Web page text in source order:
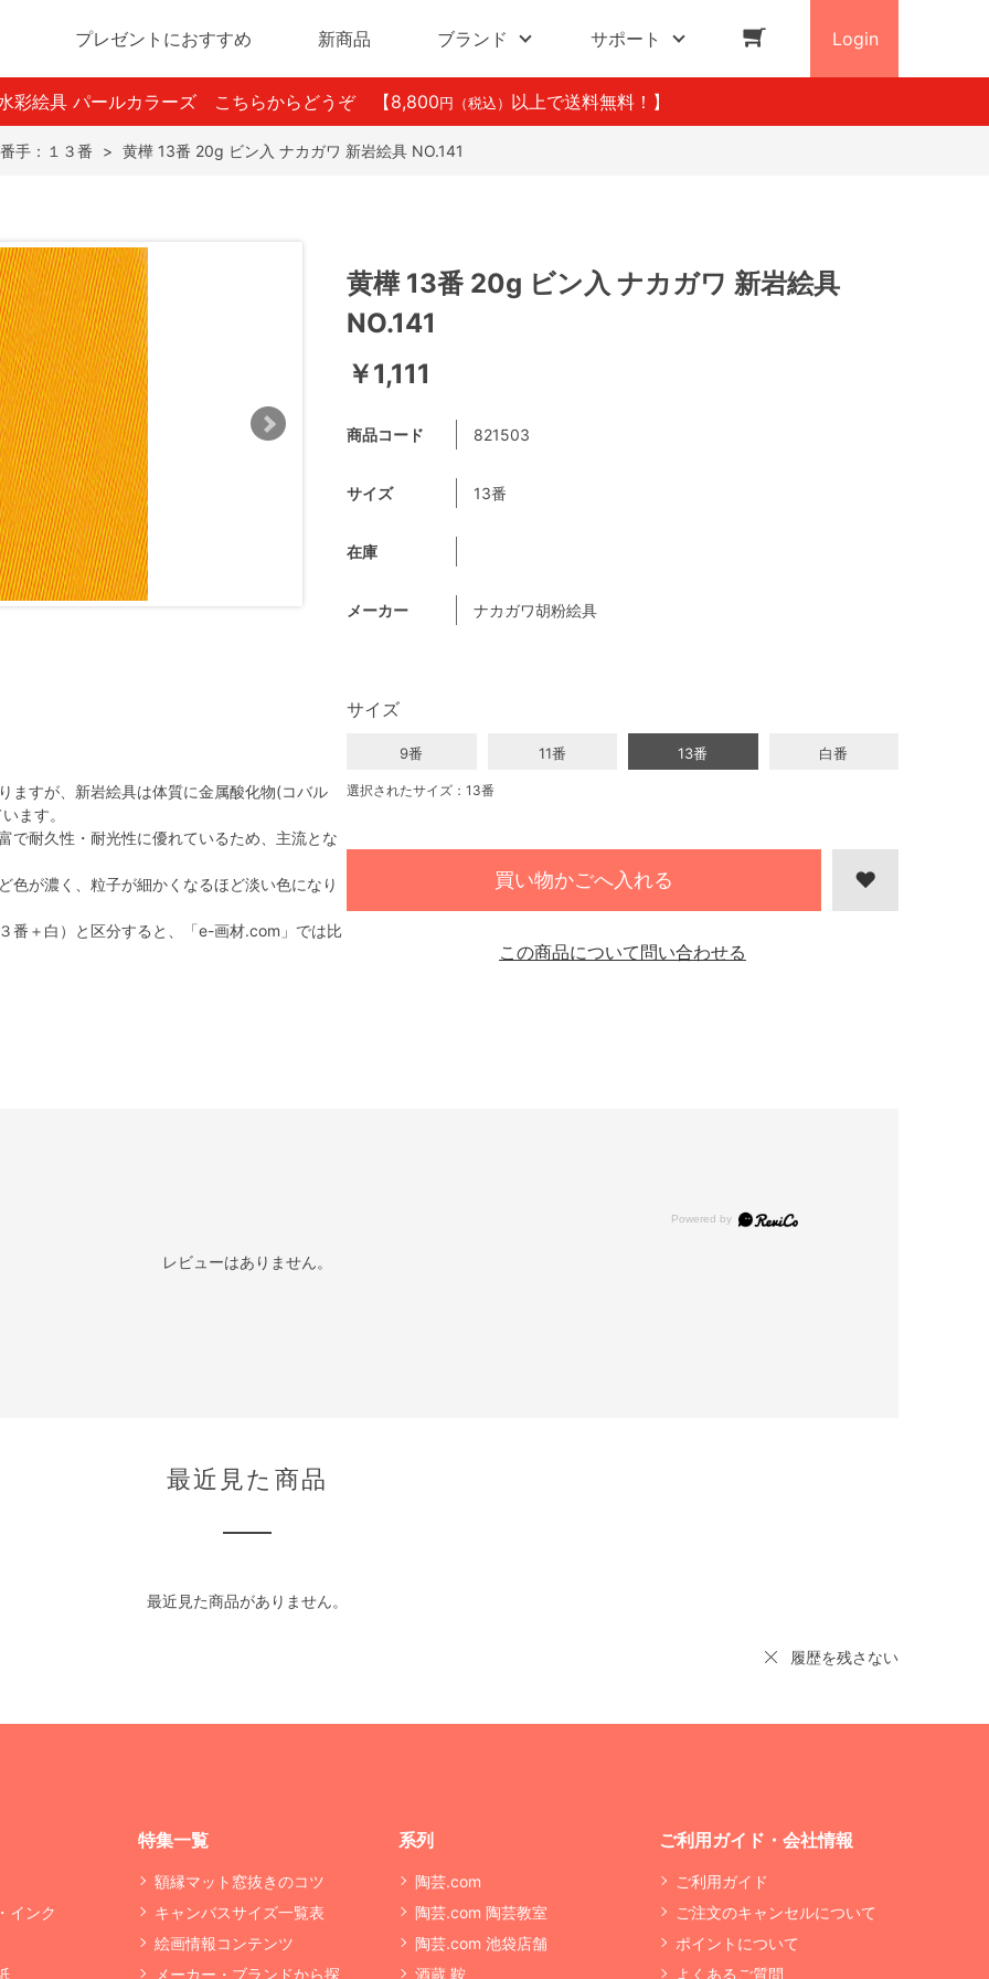
プレゼントにおすすめ 新商品 ブランド サポート Login
彩絵具 パールカラーズ こちらからどうぞ 【8,800 円（税込） 以上で送料無料！】
番手：１３番 > 黄樺 13番 20g ビン入 ナカガワ 新岩絵具 NO.141
ますが、新岩絵具は体質に金属酸化物(コバル
ます。
で耐久性・耐光性に優れているため、主流とな
色が濃く、粒子が細かくなるほど淡い色になり
番＋白）と区分すると、「e-画材.com」では比
黄樺 13番 20g ビン入 ナカガワ 新岩絵具
NO.141
￥1,111
商品コード 821503
サイズ 13番
在庫
メーカー ナカガワ胡粉絵具
サイズ
9番 11番 13番 白番
選択されたサイズ：13番
買い物かごへ入れる
この商品について問い合わせる
レビューはありません。
最近見た商品
最近見た商品がありません。
履歴を残さない
インク
特集一覧
額縁マット窓抜きのコツ
キャンバスサイズ一覧表
絵画情報コンテンツ
メーカー・ブランドから探
系列
陶芸.com
陶芸.com 陶芸教室
陶芸.com 池袋店舗
酒蔵 鞍
ご利用ガイド・会社情報
ご利用ガイド
ご注文のキャンセルについて
ポイントについて
よくあるご質問